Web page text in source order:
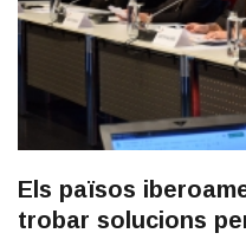
Els països
trobar solucions